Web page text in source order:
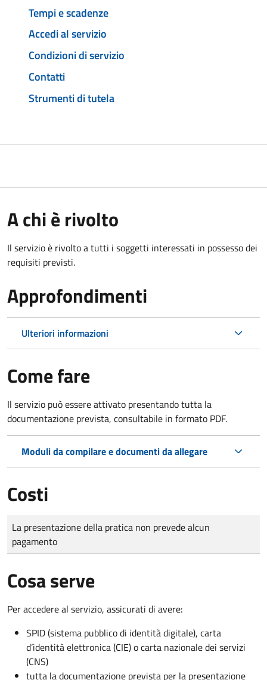
Tempi e scadenze
Accedi al servizio
Condizioni di servizio
Contatti
Strumenti di tutela
A chi è rivolto
Il servizio è rivolto a tutti i soggetti interessati in possesso dei
requisiti previsti.
Approfondimenti
Ulteriori informazioni
Come fare
Il servizio può essere attivato presentando tutta la
documentazione prevista, consultabile in formato PDF.
Moduli da compilare e documenti da allegare
Costi
Tipo di pagamento
Importo
La presentazione della pratica non prevede alcun
pagamento
Cosa serve
Per accedere al servizio, assicurati di avere:
SPID (sistema pubblico di identità digitale), carta
d’identità elettronica (CIE) o carta nazionale dei servizi
(CNS)
tutta la documentazione prevista per la presentazione